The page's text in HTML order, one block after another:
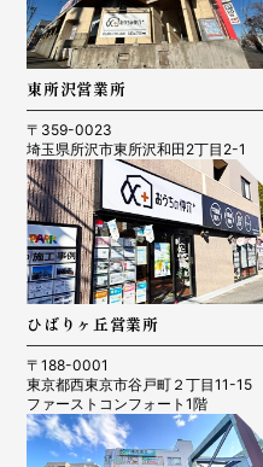
東所沢営業所
〒359-0023
埼玉県所沢市東所沢和田2丁目2-1
ひばりヶ丘営業所
〒188-0001
東京都西東京市谷戸町２丁目11-15
ファーストコンフォート1階